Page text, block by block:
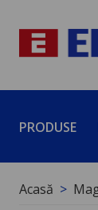
PRODUSE
Acasă